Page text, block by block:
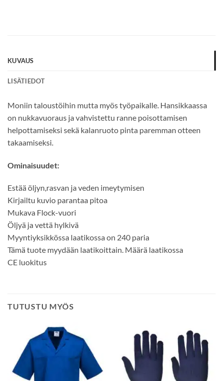
KUVAUS
LISÄTIEDOT
Moniin taloustöihin mutta myös työpaikalle. Hansikkaassa
on nukkavuoraus ja vahvistettu ranne poisottamisen
helpottamiseksi sekä kalanruoto pinta paremman otteen
takaamiseksi.
Ominaisuudet:
Estää öljyn,rasvan ja veden imeytymisen
Kirjailtu kuvio parantaa pitoa
Mukava Flock-vuori
Öljyä ja vettä hylkivä
Myyntiyksikkössa laatikossa on 240 paria
Tämä tuote myydään laatikoittain. Määrä laatikossa
CE luokitus
TUTUSTU MYÖS